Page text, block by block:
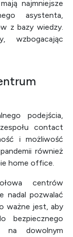
najmniejsze
asystenta,
z bazy wiedzy.
wzbogacając
podejścia,
contact
i możliwość
również
home office.
centrów
nadal pozwalać
ważne jest, aby
bezpiecznego
na dowolnym